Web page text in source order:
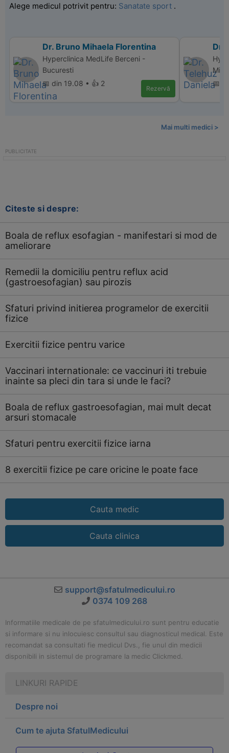
Alege medicul potrivit pentru: Sanatate sport .
Dr. Bruno Mihaela Florentina
Hyperclinica MedLife Berceni -
Bucuresti
📅 din 19.08 • 👍 2
Rezervă
Dr.
📅
Mai multi medici >
Citeste si despre:
Boala de reflux esofagian - manifestari si mod de
ameliorare
Remedii la domiciliu pentru reflux acid
(gastroesofagian) sau pirozis
Sfaturi privind initierea programelor de exercitii
fizice
Exercitii fizice pentru varice
Vaccinari internationale: ce vaccinuri iti trebuie
inainte sa pleci din tara si unde le faci?
Boala de reflux gastroesofagian, mai mult decat
arsuri stomacale
Sfaturi pentru exercitii fizice iarna
8 exercitii fizice pe care oricine le poate face
Cauta medic
Cauta clinica
support@sfatulmedicului.ro
0374 109 268
Informatiile medicale de pe sfatulmedicului.ro sunt pentru educatie
si informare si nu inlocuiesc consultul sau diagnosticul medical. Este
recomandat sa consultati fie medicul Dvs., fie unul din medicii
disponibili in sistemul de programare la medic Clickmed.
LINKURI RAPIDE
Despre noi
Cum te ajuta SfatulMedicului